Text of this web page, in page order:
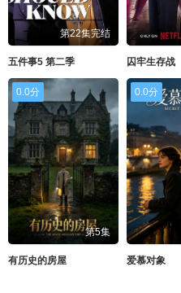
第22集完结
五件事5 第二季 囚牢生存战
0.0分
第5集
有历史的房屋
0.0分
爱慕对象